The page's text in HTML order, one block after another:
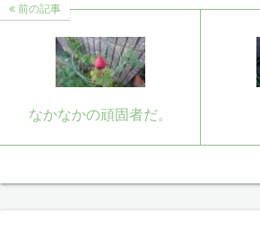
前の記事
なかなかの頑固者だ。